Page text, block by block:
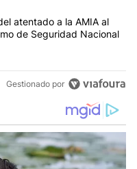
"Irán nombró al ideólogo
atentado a la AMIA al
de Seguridad Nacional
Gestionado por